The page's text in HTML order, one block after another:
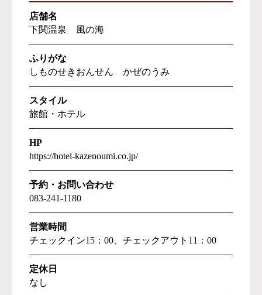
店舗名
下関温泉 風の海
ふりがな
しものせきおんせん かぜのうみ
スタイル
旅館・ホテル
HP
https://hotel-kazenoumi.co.jp/
予約・お問い合わせ
083-241-1180
営業時間
チェックイン15：00、チェックアウト11：00
定休日
なし